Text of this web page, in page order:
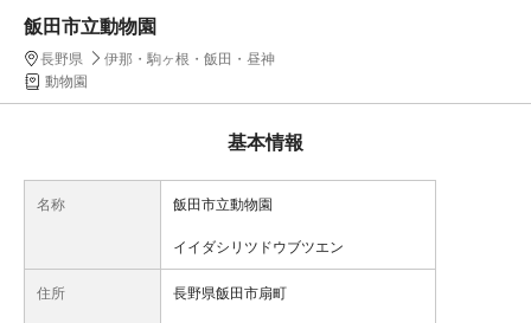
飯田市立動物園
長野県
伊那・駒ヶ根・飯田・昼神
動物園
基本情報
名称 飯田市立動物園
イイダシリツドウブツエン
住所 長野県飯田市扇町